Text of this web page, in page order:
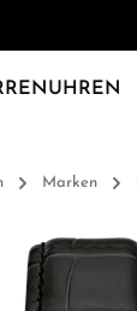
Marken